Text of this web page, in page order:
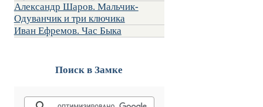
Александр Шаров. Мальчик-
Одуванчик и три ключика
Иван Ефремов. Час Быка
Поиск в Замке